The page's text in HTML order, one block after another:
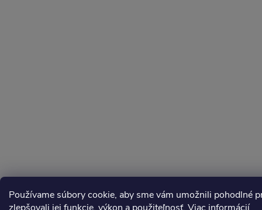
Používame súbory cookie, aby sme vám umožnili pohodlné